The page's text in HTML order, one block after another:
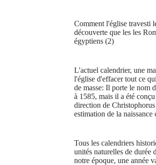
Comment l'église travesti
découverte que les les
égyptiens (2)
L'actuel calendrier, une
l'église d'effacer tout ce
de masse: Il porte le nom
à 1585, mais il a été
direction de
estimation de la naissance
Tous les calendriers
unités naturelles de durée
notre époque, une année